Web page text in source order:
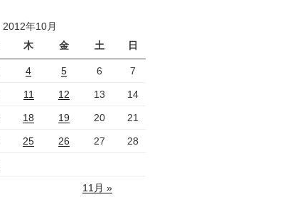
2012年10月
木 金 土 日
11月 »
4 5 6 7
11 12 13 14
18 19 20 21
25 26 27 28